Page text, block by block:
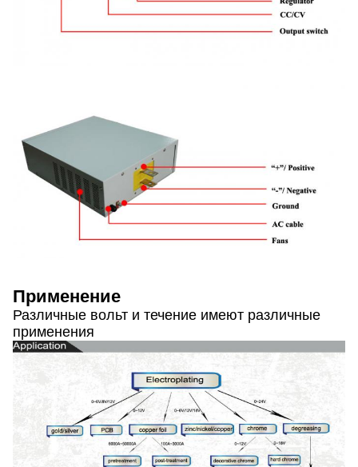
Применение
Различные вольт и течение имеют различные
применения